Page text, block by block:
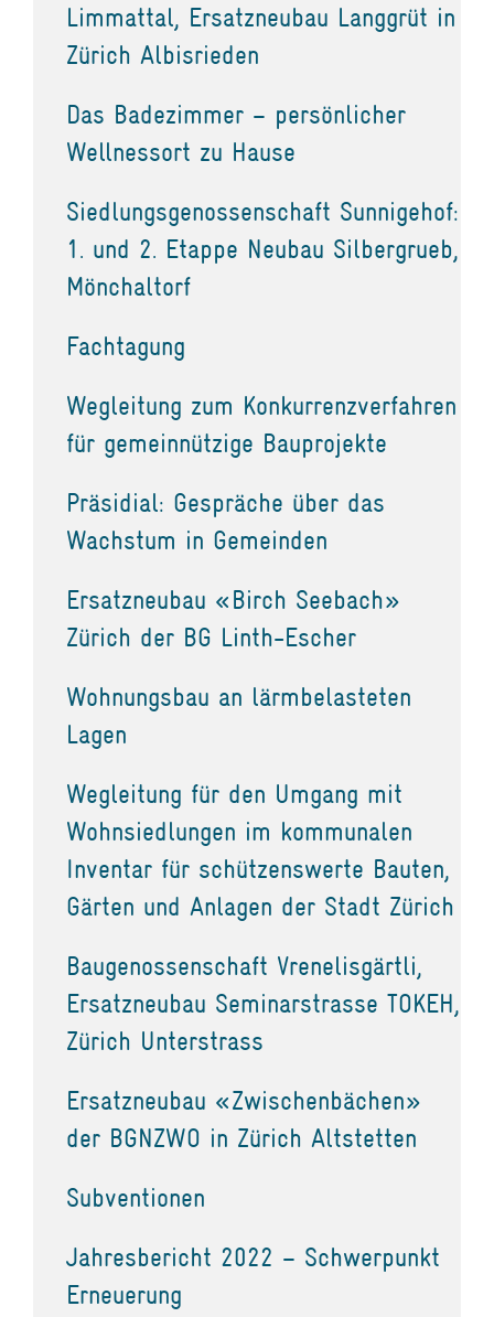
Limmattal, Ersatzneubau Langgrüt in
Zürich Albisrieden
Das Badezimmer – persönlicher
Wellnessort zu Hause
Siedlungsgenossenschaft Sunnigehof:
1. und 2. Etappe Neubau Silbergrueb,
Mönchaltorf
Fachtagung
Wegleitung zum Konkurrenzverfahren
für gemeinnützige Bauprojekte
Präsidial: Gespräche über das
Wachstum in Gemeinden
Ersatzneubau «Birch Seebach»
Zürich der BG Linth-Escher
Wohnungsbau an lärmbelasteten
Lagen
Wegleitung für den Umgang mit
Wohnsiedlungen im kommunalen
Inventar für schützenswerte Bauten,
Gärten und Anlagen der Stadt Zürich
Baugenossenschaft Vrenelisgärtli,
Ersatzneubau Seminarstrasse TOKEH,
Zürich Unterstrass
Ersatzneubau «Zwischenbächen»
der BGNZWO in Zürich Altstetten
Subventionen
Jahresbericht 2022 – Schwerpunkt
Erneuerung